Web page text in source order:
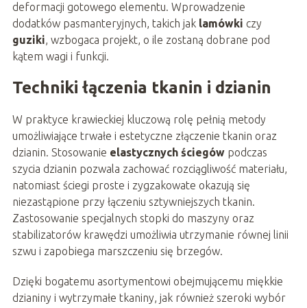
deformacji gotowego elementu. Wprowadzenie
dodatków pasmanteryjnych, takich jak lamówki czy
guziki, wzbogaca projekt, o ile zostaną dobrane pod
kątem wagi i funkcji.
Techniki łączenia tkanin i dzianin
W praktyce krawieckiej kluczową rolę pełnią metody
umożliwiające trwałe i estetyczne złączenie tkanin oraz
dzianin. Stosowanie elastycznych ściegówpodczas
szycia dzianin pozwala zachować rozciągliwość materiału,
natomiast ściegi proste i zygzakowate okazują się
niezastąpione przy łączeniu sztywniejszych tkanin.
Zastosowanie specjalnych stopki do maszyny oraz
stabilizatorów krawędzi umożliwia utrzymanie równej linii
szwu i zapobiega marszczeniu się brzegów.
Dzięki bogatemu asortymentowi obejmującemu miękkie
dzianiny i wytrzymałe tkaniny, jak również szeroki wybór